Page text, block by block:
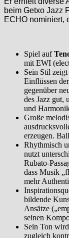
beim Getxo Jazz
ECHO nominiert,
Spiel auf
mit EWI
Sein Stil
Einflüssen
gegenüber
des Jazz gut,
und
Große
erzeugen.
Rhythmisch
nutzt
dass Musik
mehr
bildende
Ansätze
seinen
Sein Ton
zugleich